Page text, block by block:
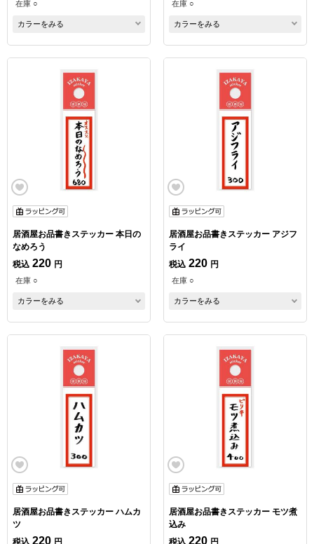
在庫 ○
カラーをみる
在庫 ○
カラーをみる
居酒屋お品書きステッカー 本日の
なめろう
税込 220 円
在庫 ○
カラーをみる
居酒屋お品書きステッカー アジフ
ライ
税込 220 円
在庫 ○
カラーをみる
居酒屋お品書きステッカー ハムカ
ツ
税込 220 円
居酒屋お品書きステッカー モツ煮
込み
税込 220 円